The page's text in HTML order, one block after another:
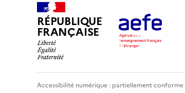
RÉPUBLIQUE
FRANÇAISE
Accessibilité numérique : partiellement conforme